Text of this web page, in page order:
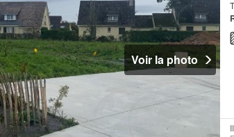
Voir la photo